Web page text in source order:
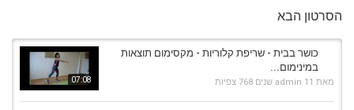
הסרטון הבא
07:08
כושר בבית - שריפת קלוריות - מקסימום תוצאות
במינימום...
מאת admin 11 שנים 768 צפיות